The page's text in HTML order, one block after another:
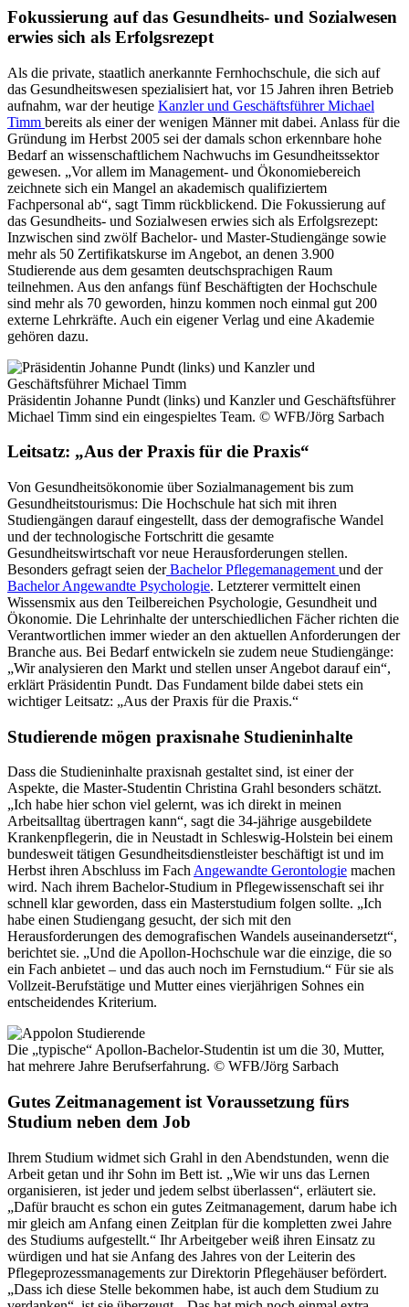
Fokussierung auf das Gesundheits- und Sozialwesen
erwies sich als Erfolgsrezept
Als die private, staatlich anerkannte Fernhochschule, die sich auf
das Gesundheitswesen spezialisiert hat, vor 15 Jahren ihren Betrieb
aufnahm, war der heutige Kanzler und Geschäftsführer Michael
Timm bereits als einer der wenigen Männer mit dabei. Anlass für die
Gründung im Herbst 2005 sei der damals schon erkennbare hohe
Bedarf an wissenschaftlichem Nachwuchs im Gesundheitssektor
gewesen. „Vor allem im Management- und Ökonomiebereich
zeichnete sich ein Mangel an akademisch qualifiziertem
Fachpersonal ab“, sagt Timm rückblickend. Die Fokussierung auf
das Gesundheits- und Sozialwesen erwies sich als Erfolgsrezept:
Inzwischen sind zwölf Bachelor- und Master-Studiengänge sowie
mehr als 50 Zertifikatskurse im Angebot, an denen 3.900
Studierende aus dem gesamten deutschsprachigen Raum
teilnehmen. Aus den anfangs fünf Beschäftigten der Hochschule
sind mehr als 70 geworden, hinzu kommen noch einmal gut 200
externe Lehrkräfte. Auch ein eigener Verlag und eine Akademie
gehören dazu.
Präsidentin Johanne Pundt (links) und Kanzler und Geschäftsführer
Michael Timm sind ein eingespieltes Team. © WFB/Jörg Sarbach
Leitsatz: „Aus der Praxis für die Praxis“
Von Gesundheitsökonomie über Sozialmanagement bis zum
Gesundheitstourismus: Die Hochschule hat sich mit ihren
Studiengängen darauf eingestellt, dass der demografische Wandel
und der technologische Fortschritt die gesamte
Gesundheitswirtschaft vor neue Herausforderungen stellen.
Besonders gefragt seien derBachelor Pflegemanagement und der
Bachelor Angewandte Psychologie. Letzterer vermittelt einen
Wissensmix aus den Teilbereichen Psychologie, Gesundheit und
Ökonomie. Die Lehrinhalte der unterschiedlichen Fächer richten die
Verantwortlichen immer wieder an den aktuellen Anforderungen der
Branche aus. Bei Bedarf entwickeln sie zudem neue Studiengänge:
„Wir analysieren den Markt und stellen unser Angebot darauf ein“,
erklärt Präsidentin Pundt. Das Fundament bilde dabei stets ein
wichtiger Leitsatz: „Aus der Praxis für die Praxis.“
Studierende mögen praxisnahe Studieninhalte
Dass die Studieninhalte praxisnah gestaltet sind, ist einer der
Aspekte, die Master-Studentin Christina Grahl besonders schätzt.
„Ich habe hier schon viel gelernt, was ich direkt in meinen
Arbeitsalltag übertragen kann“, sagt die 34-jährige ausgebildete
Krankenpflegerin, die in Neustadt in Schleswig-Holstein bei einem
bundesweit tätigen Gesundheitsdienstleister beschäftigt ist und im
Herbst ihren Abschluss im FachAngewandte Gerontologie machen
wird. Nach ihrem Bachelor-Studium in Pflegewissenschaft sei ihr
schnell klar geworden, dass ein Masterstudium folgen sollte. „Ich
habe einen Studiengang gesucht, der sich mit den
Herausforderungen des demografischen Wandels auseinandersetzt“,
berichtet sie. „Und die Apollon-Hochschule war die einzige, die so
ein Fach anbietet – und das auch noch im Fernstudium.“ Für sie als
Vollzeit-Berufstätige und Mutter eines vierjährigen Sohnes ein
entscheidendes Kriterium.
Die „typische“ Apollon-Bachelor-Studentin ist um die 30, Mutter,
hat mehrere Jahre Berufserfahrung. © WFB/Jörg Sarbach
Gutes Zeitmanagement ist Voraussetzung fürs
Studium neben dem Job
Ihrem Studium widmet sich Grahl in den Abendstunden, wenn die
Arbeit getan und ihr Sohn im Bett ist. „Wie wir uns das Lernen
organisieren, ist jeder und jedem selbst überlassen“, erläutert sie.
„Dafür braucht es schon ein gutes Zeitmanagement, darum habe ich
mir gleich am Anfang einen Zeitplan für die kompletten zwei Jahre
des Studiums aufgestellt.“ Ihr Arbeitgeber weiß ihren Einsatz zu
würdigen und hat sie Anfang des Jahres von der Leiterin des
Pflegeprozessmanagements zur Direktorin Pflegehäuser befördert.
„Dass ich diese Stelle bekommen habe, ist auch dem Studium zu